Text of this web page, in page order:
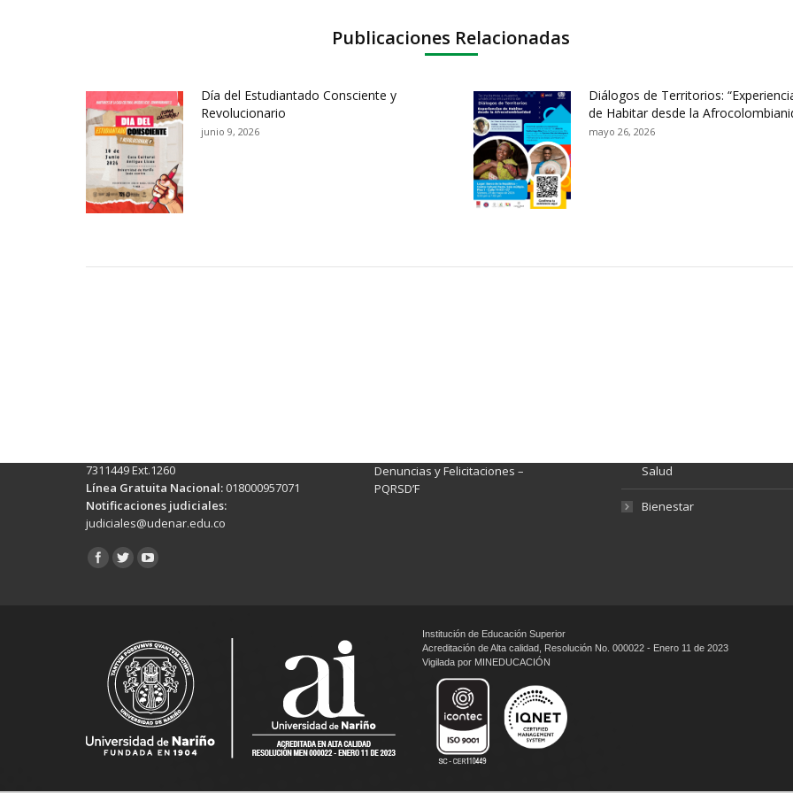
Publicaciones Relacionadas
Día del Estudiantado Consciente y
Revolucionario
junio 9, 2026
Diálogos de Territorios:
de Habitar desde la
mayo 26, 2026
7311449 Ext.1260
Línea Gratuita Nacional: 018000957071
Notificaciones judiciales:
judiciales@udenar.edu.co
Encuéntranos en:
Denuncias y Felicitaciones –
PQRSD’F
Salud
Bienestar
Institución de Educación Superior
Acreditación de Alta calidad, Resolución No. 000022 - Enero 11 de 2023
Vigilada por MINEDUCACIÓN